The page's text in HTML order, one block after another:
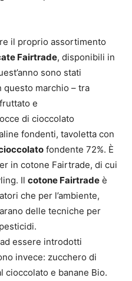
il proprio assortimento
Fairtrade, disponibili in
sono stati
marchio – tra
e
di cioccolato
fondenti, tavoletta con
fondente 72%. È
in cotone Fairtrade, di cui
Il cotone Fairtrade è
che per l’ambiente,
delle tecniche per
essere introdotti
invece: zucchero di
cioccolato e banane Bio.